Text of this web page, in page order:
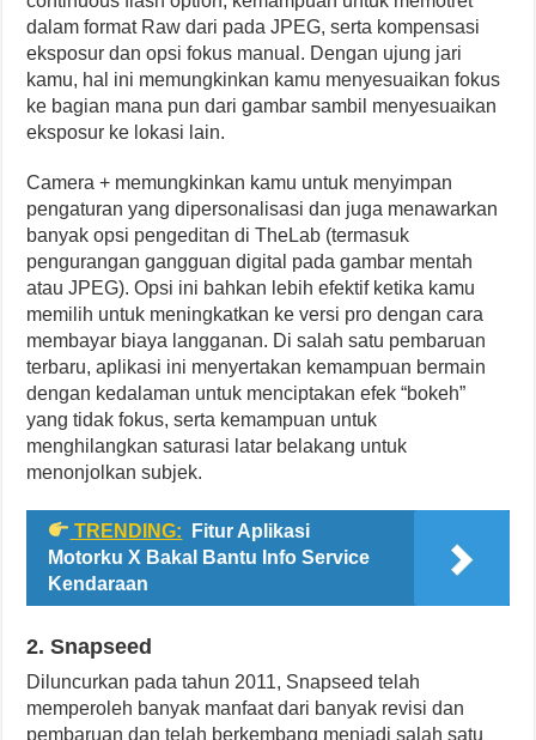
dalam format Raw dari pada JPEG, serta kompensasi
eksposur dan opsi fokus manual. Dengan ujung jari
kamu, hal ini memungkinkan kamu menyesuaikan fokus
ke bagian mana pun dari gambar sambil menyesuaikan
eksposur ke lokasi lain.
Camera + memungkinkan kamu untuk menyimpan
pengaturan yang dipersonalisasi dan juga menawarkan
banyak opsi pengeditan di TheLab (termasuk
pengurangan gangguan digital pada gambar mentah
atau JPEG). Opsi ini bahkan lebih efektif ketika kamu
memilih untuk meningkatkan ke versi pro dengan cara
membayar biaya langganan. Di salah satu pembaruan
terbaru, aplikasi ini menyertakan kemampuan bermain
dengan kedalaman untuk menciptakan efek “bokeh”
yang tidak fokus, serta kemampuan untuk
menghilangkan saturasi latar belakang untuk
menonjolkan subjek.
TRENDING:
Fitur Aplikasi
Motorku X Bakal Bantu Info Service
Kendaraan
2. Snapseed
Diluncurkan pada tahun 2011, Snapseed telah
memperoleh banyak manfaat dari banyak revisi dan
pembaruan dan telah berkembang menjadi salah satu